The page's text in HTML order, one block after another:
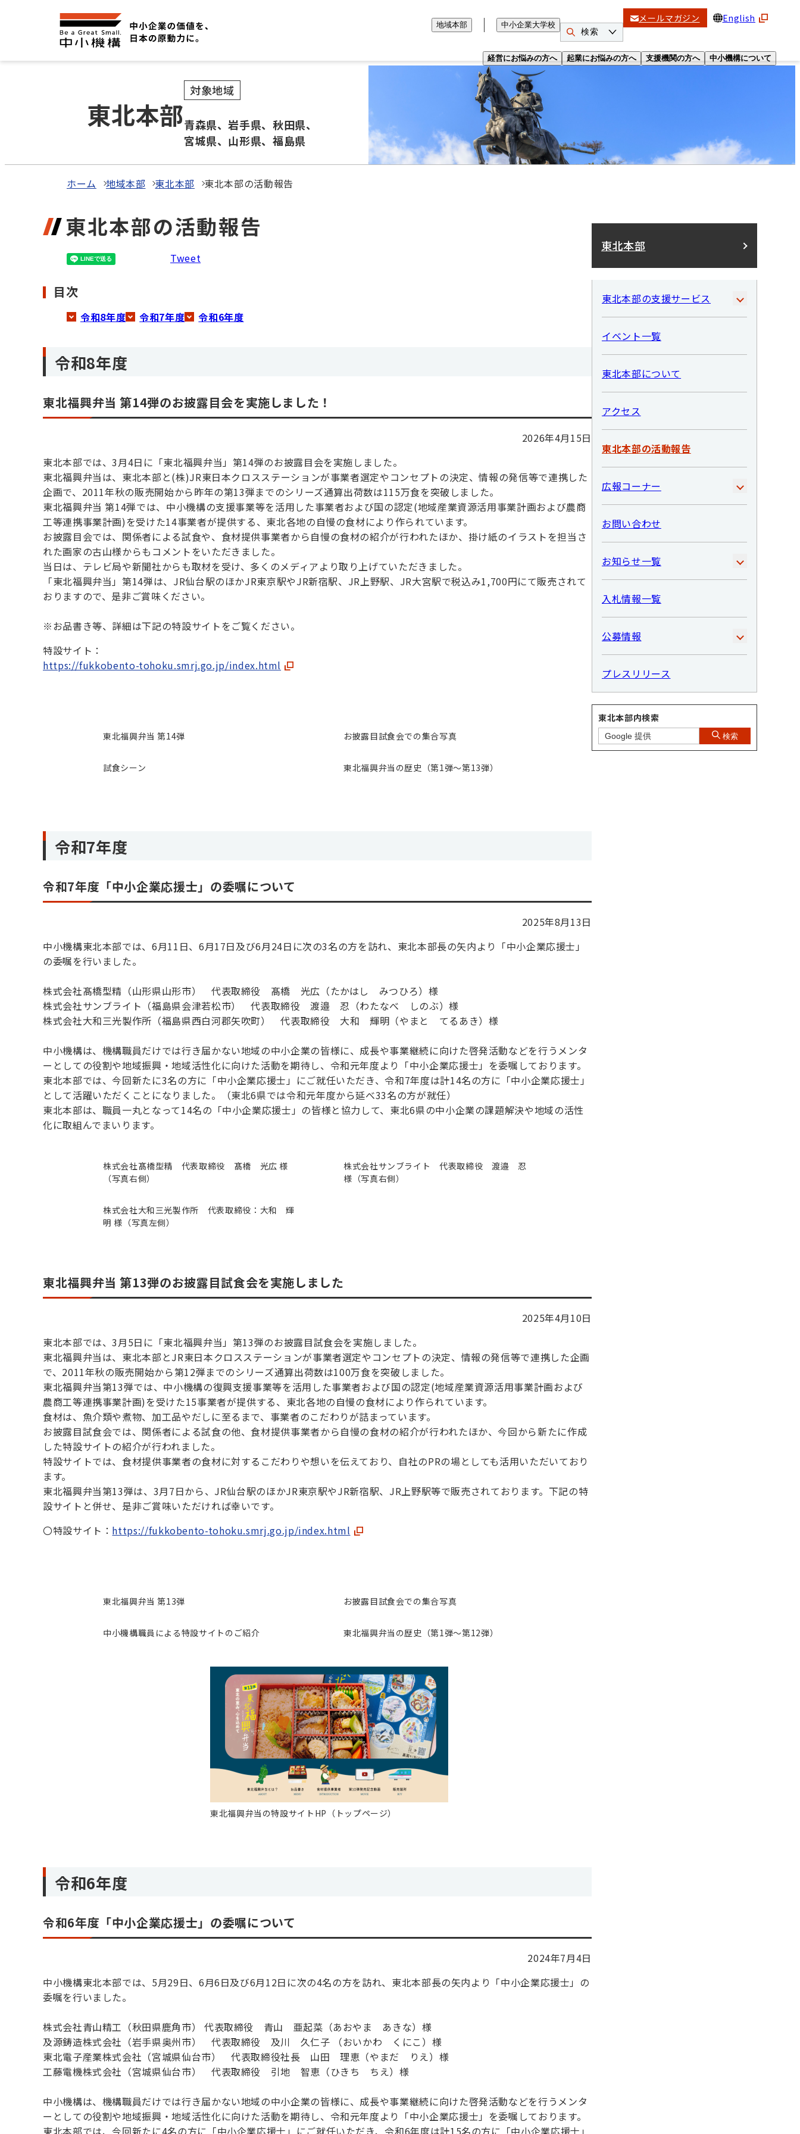
経営にお悩みの方へ 起業にお悩みの方へ 支援機関の方へ 中小機構について
地域本部 中小企業大学校
検索
メールマガジン English
東北本部
対象地域
青森県、岩手県、秋田県、
宮城県、山形県、福島県
ホーム 地域本部 東北本部 東北本部の活動報告
東北本部の活動報告
Tweet
目次
令和8年度 令和7年度 令和6年度
令和8年度
東北福興弁当 第14弾のお披露目会を実施しました！
2026年4月15日
東北本部では、3月4日に「東北福興弁当」第14弾のお披露目会を実施しました。
東北福興弁当は、東北本部と(株)JR東日本クロスステーションが事業者選定やコンセプトの決定、情報の発信等で連携した
企画で、2011年秋の販売開始から昨年の第13弾までのシリーズ通算出荷数は115万食を突破しました。
東北福興弁当 第14弾では、中小機構の支援事業等を活用した事業者および国の認定(地域産業資源活用事業計画および農商
工等連携事業計画)を受けた14事業者が提供する、東北各地の自慢の食材により作られています。
お披露目会では、関係者による試食や、食材提供事業者から自慢の食材の紹介が行われたほか、掛け紙のイラストを担当さ
れた画家の古山様からもコメントをいただきました。
当日は、テレビ局や新聞社からも取材を受け、多くのメディアより取り上げていただきました。
「東北福興弁当」第14弾は、JR仙台駅のほかJR東京駅やJR新宿駅、JR上野駅、JR大宮駅で税込み1,700円にて販売されて
おりますので、是非ご賞味ください。
※お品書き等、詳細は下記の特設サイトをご覧ください。
特設サイト：
https://fukkobento-tohoku.smrj.go.jp/index.html
東北福興弁当 第14弾 お披露目試食会での集合写真
試食シーン 東北福興弁当の歴史（第1弾～第13弾）
令和7年度
令和7年度「中小企業応援士」の委嘱について
2025年8月13日
中小機構東北本部では、6月11日、6月17日及び6月24日に次の3名の方を訪れ、東北本部長の矢内より「中小企業応援士」
の委嘱を行いました。
株式会社髙橋型精（山形県山形市） 代表取締役 髙橋 光広（たかはし みつひろ）様
株式会社サンブライト（福島県会津若松市） 代表取締役 渡邉 忍（わたなべ しのぶ）様
株式会社大和三光製作所（福島県西白河郡矢吹町） 代表取締役 大和 輝明（やまと てるあき）様
中小機構は、機構職員だけでは行き届かない地域の中小企業の皆様に、成長や事業継続に向けた啓発活動などを行うメンタ
ーとしての役割や地域振興・地域活性化に向けた活動を期待し、令和元年度より「中小企業応援士」を委嘱しております。
東北本部では、今回新たに3名の方に「中小企業応援士」にご就任いただき、令和7年度は計14名の方に「中小企業応援士」
として活躍いただくことになりました。（東北6県では令和元年度から延べ33名の方が就任）
東北本部は、職員一丸となって14名の「中小企業応援士」の皆様と協力して、東北6県の中小企業の課題解決や地域の活性
化に取組んでまいります。
株式会社髙橋型精 代表取締役 髙橋 光広 様
（写真右側）
株式会社サンブライト 代表取締役 渡邉 忍
様（写真右側）
株式会社大和三光製作所 代表取締役：大和 輝
明 様（写真左側）
東北福興弁当 第13弾のお披露目試食会を実施しました
2025年4月10日
東北本部では、3月5日に「東北福興弁当」第13弾のお披露目試食会を実施しました。
東北福興弁当は、東北本部とJR東日本クロスステーションが事業者選定やコンセプトの決定、情報の発信等で連携した企画
で、2011年秋の販売開始から第12弾までのシリーズ通算出荷数は100万食を突破しました。
東北福興弁当第13弾では、中小機構の復興支援事業等を活用した事業者および国の認定(地域産業資源活用事業計画および
農商工等連携事業計画)を受けた15事業者が提供する、東北各地の自慢の食材により作られています。
食材は、魚介類や煮物、加工品やだしに至るまで、事業者のこだわりが詰まっています。
お披露目試食会では、関係者による試食の他、食材提供事業者から自慢の食材の紹介が行われたほか、今回から新たに作成
した特設サイトの紹介が行われました。
特設サイトでは、食材提供事業者の食材に対するこだわりや想いを伝えており、自社のPRの場としても活用いただいており
ます。
東北福興弁当第13弾は、3月7日から、JR仙台駅のほかJR東京駅やJR新宿駅、JR上野駅等で販売されております。下記の特
設サイトと併せ、是非ご賞味いただければ幸いです。
〇特設サイト： https://fukkobento-tohoku.smrj.go.jp/index.html
東北福興弁当 第13弾 お披露目試食会での集合写真
中小機構職員による特設サイトのご紹介 東北福興弁当の歴史（第1弾～第12弾）
東北福興弁当の特設サイトHP（トップページ）
令和6年度
令和6年度「中小企業応援士」の委嘱について
2024年7月4日
中小機構東北本部では、5月29日、6月6日及び6月12日に次の4名の方を訪れ、東北本部長の矢内より「中小企業応援士」の
委嘱を行いました。
株式会社青山精工（秋田県鹿角市） 代表取締役 青山 亜起菜（あおやま あきな）様
及源鋳造株式会社（岩手県奥州市） 代表取締役 及川 久仁子 （おいかわ くにこ）様
東北電子産業株式会社（宮城県仙台市） 代表取締役社長 山田 理恵（やまだ りえ）様
工藤電機株式会社（宮城県仙台市） 代表取締役 引地 智恵（ひきち ちえ）様
中小機構は、機構職員だけでは行き届かない地域の中小企業の皆様に、成長や事業継続に向けた啓発活動などを行うメンタ
ーとしての役割や地域振興・地域活性化に向けた活動を期待し、令和元年度より「中小企業応援士」を委嘱しております。
東北本部では、今回新たに4名の方に「中小企業応援士」にご就任いただき、令和6年度は計15名の方に「中小企業応援士」
東北本部
東北本部の支援サービス
イベント一覧
東北本部について
アクセス
東北本部の活動報告
広報コーナー
お問い合わせ
お知らせ一覧
入札情報一覧
公募情報
プレスリリース
東北本部内検索
検索